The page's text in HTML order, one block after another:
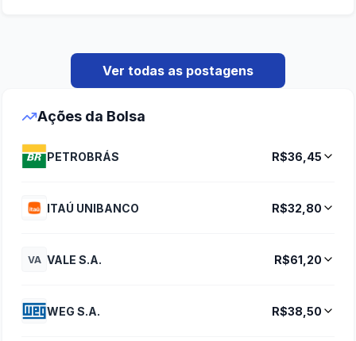
Ver todas as postagens
Ações da Bolsa
PETROBRÁS R$36,45
ITAÚ UNIBANCO R$32,80
VA VALE S.A. R$61,20
WEG S.A. R$38,50